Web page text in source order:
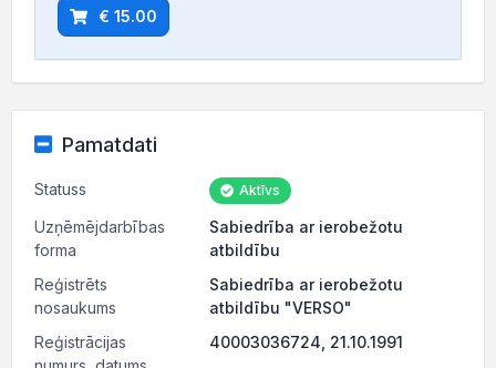
€ 15.00
Pamatdati
Statuss Aktīvs
Uzņēmējdarbības
forma
Sabiedrība ar ierobežotu
atbildību
Reģistrēts
nosaukums
Sabiedrība ar ierobežotu
atbildību "VERSO"
Reģistrācijas
40003036724, 21.10.1991